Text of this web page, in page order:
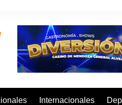
Internacionales